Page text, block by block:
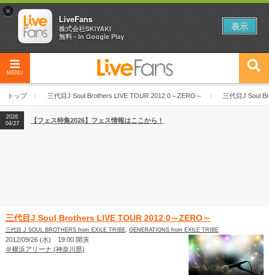
MENU
トップ 三代目J Soul Brothers LIVE TOUR 2012 0～ZERO～ 三代目J Soul
2026
04/27
2026
【ライブ動員ランキング】2026年上半期編発表！
2026
04/27
【フェス特集2026】フェス情報はここから！
三代目J Soul Brothers LIVE TOUR 2012 0～ZERO～
三代目 J SOUL BROTHERS from EXILE TRIBE, GENERATIONS from EXILE TRIBE
2012/09/26 (水) 19:00 開演
＠横浜アリーナ (神奈川県)
×
LiveFans
株式会社SKIYAKI
無料 - In Google Play
表示